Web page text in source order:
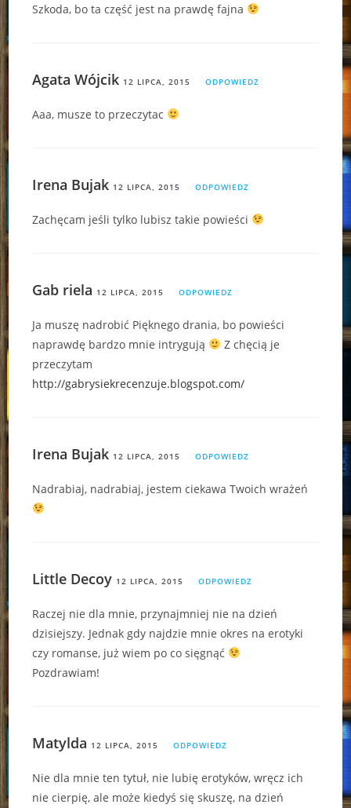
Szkoda, bo ta część jest na prawdę fajna
Agata Wójcik 12 LIPCA, 2015 ODPOWIEDZ
Aaa, musze to przeczytac
Irena Bujak 12 LIPCA, 2015 ODPOWIEDZ
Zachęcam jeśli tylko lubisz takie powieści
Gab riela 12 LIPCA, 2015 ODPOWIEDZ
Ja muszę nadrobić Pięknego drania, bo powieści
naprawdę bardzo mnie intrygują
Z chęcią je
przeczytam
http://gabrysiekrecenzuje.blogspot.com/
Irena Bujak 12 LIPCA, 2015 ODPOWIEDZ
Nadrabiaj, nadrabiaj, jestem ciekawa Twoich wrażeń
Little Decoy 12 LIPCA, 2015 ODPOWIEDZ
Raczej nie dla mnie, przynajmniej nie na dzień
dzisiejszy. Jednak gdy najdzie mnie okres na erotyki
czy romanse, już wiem po co sięgnąć
Pozdrawiam!
Matylda 12 LIPCA, 2015 ODPOWIEDZ
Nie dla mnie ten tytuł, nie lubię erotyków, wręcz ich
nie cierpię, ale może kiedyś się skuszę, na dzień